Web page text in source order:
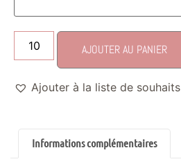
AJOUTER AU PANIER
Ajouter à la liste de souhaits
Informations complémentaires